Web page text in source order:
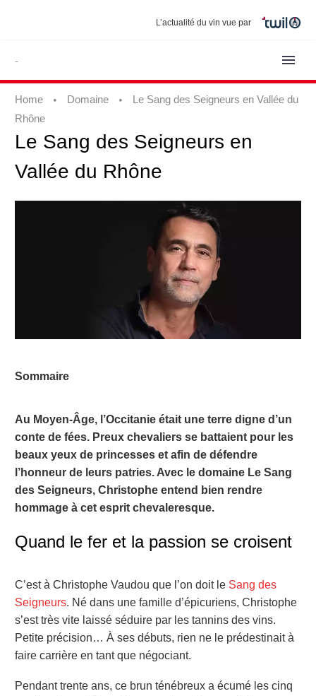
L’actualité du vin vue par
Home Domaine
Le Sang des Seigneurs en Vallée du
Rhône
Le Sang des Seigneurs en
Vallée du Rhône
Sommaire
Au Moyen-Âge, l’Occitanie était une terre digne d’un
conte de fées. Preux chevaliers se battaient pour les
beaux yeux de princesses et afin de défendre
l’honneur de leurs patries. Avec le domaine Le Sang
des Seigneurs, Christophe entend bien rendre
hommage à cet esprit chevaleresque.
Quand le fer et la passion se croisent
C’est à Christophe Vaudou que l’on doit le Sang des
Seigneurs. Né dans une famille d’épicuriens, Christophe
s’est très vite laissé séduire par les tannins des vins.
Petite précision… À ses débuts, rien ne le prédestinait à
faire carrière en tant que négociant.
Pendant trente ans, ce brun ténébreux a écumé les cinq